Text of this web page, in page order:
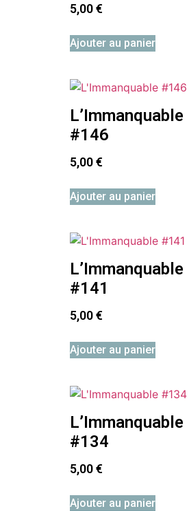
5,00€
Ajouter au panier
L’Immanquable
#146
5,00€
Ajouter au panier
L’Immanquable
#141
5,00€
Ajouter au panier
L’Immanquable
#134
5,00€
Ajouter au panier